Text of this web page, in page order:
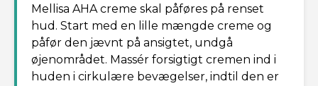
Mellisa AHA creme skal påføres på renset
hud. Start med en lille mængde creme og
påfør den jævnt på ansigtet, undgå
øjenområdet. Massér forsigtigt cremen ind i
huden i cirkulære bevægelser, indtil den er